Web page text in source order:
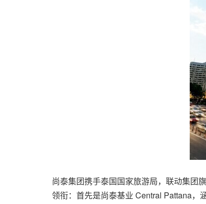
尚泰集团携手泰国国家旅游局，联动集团
领衔：首先是尚泰基业 Central Pattana，